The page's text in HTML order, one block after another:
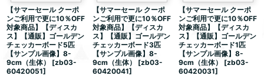
【サマーセール クーポ
ンご利用で更に10％OFF
対象商品】【ディスカ
ス】【通販】ゴールデン
チェッカーボード5匹
【サンプル画像】8-
9cm（生体）
[zb03-
60420051]
【サマーセール クーポ
ンご利用で更に10％OFF
対象商品】【ディスカ
ス】【通販】ゴールデン
チェッカーボード3匹
【サンプル画像】8-
9cm（生体）
[zb03-
60420041]
【サマーセール クーポ
ンご利用で更に10％OFF
対象商品】【ディスカ
ス】【通販】ゴールデン
チェッカーボード1匹
【サンプル画像】8-
9cm（生体）
[zb03-
60420031]